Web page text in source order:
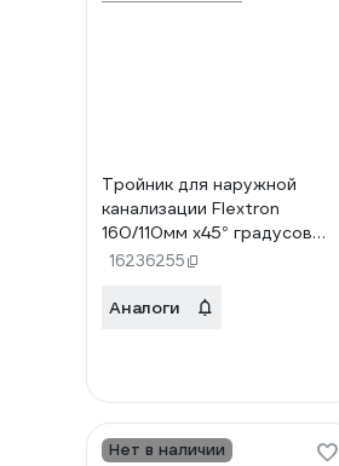
Тройник для наружной
канализации Flextron
160/110мм х45° градусов
SVK-KN70161145
16236255
Аналоги
Нет в наличии